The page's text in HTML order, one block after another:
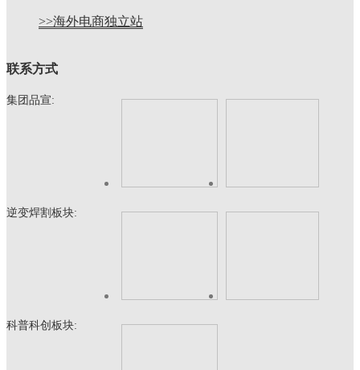
>>海外电商独立站
联系方式
集团品宣:
逆变焊割板块:
科普科创板块: